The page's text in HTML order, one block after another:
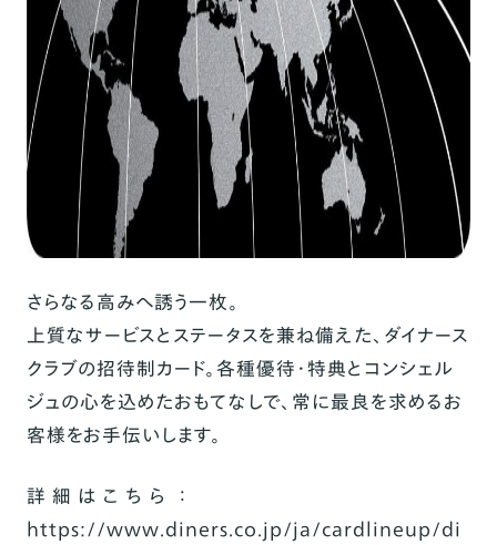
さらなる高みへ誘う一枚。
上質なサービスとステータスを兼ね備えた、ダイナース
クラブの招待制カード。各種優待・特典とコンシェル
ジュの心を込めたおもてなしで、常に最良を求めるお
客様をお手伝いします。
詳 細 は こ ち ら ：
https://www.diners.co.jp/ja/cardlineup/di